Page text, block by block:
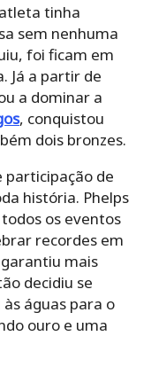
tinha
sem nenhuma
foi ficam em
Já a partir de
a dominar a
, conquistou
dois bronzes.
participação de
história. Phelps
os eventos
recordes em
mais
decidiu se
águas para o
ouro e uma